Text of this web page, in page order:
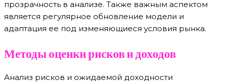
прозрачность в анализе. Также важным аспектом
является регулярное обновление модели и
адаптация ее под изменяющиеся условия рынка.
Методы оценки рисков и доходов
Анализ рисков и ожидаемой доходности